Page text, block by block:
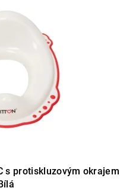
s protiskluzovým okrajem
Bílá